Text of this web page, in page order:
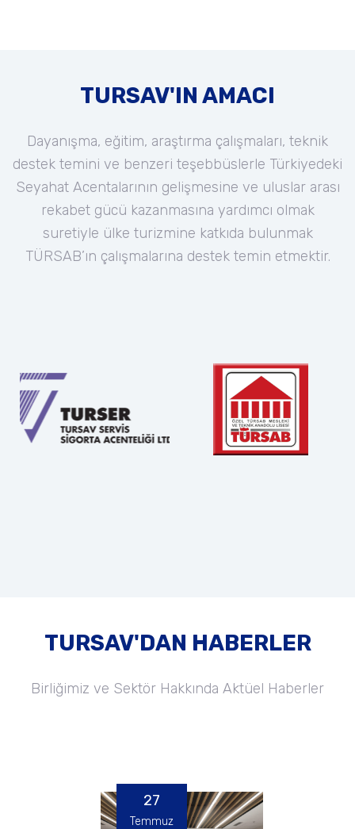
TURSAV'IN AMACI
Dayanışma, eğitim, araştırma çalışmaları, teknik
destek temini ve benzeri teşebbüslerle Türkiyedeki
Seyahat Acentalarının gelişmesine ve uluslar arası
rekabet gücü kazanmasına yardımcı olmak
suretiyle ülke turizmine katkıda bulunmak
TÜRSAB’ın çalışmalarına destek temin etmektir.
TURSAV'DAN HABERLER
Birliğimiz ve Sektör Hakkında Aktüel Haberler
27
Temmuz